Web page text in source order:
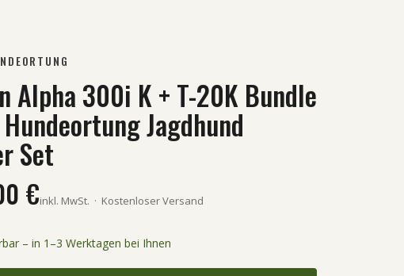
Alpha 300i K + T-20K Bundle
Jagdhund
Set
€inkl. MwSt. · Kostenloser Versand
– in 1–3 Werktagen bei Ihnen